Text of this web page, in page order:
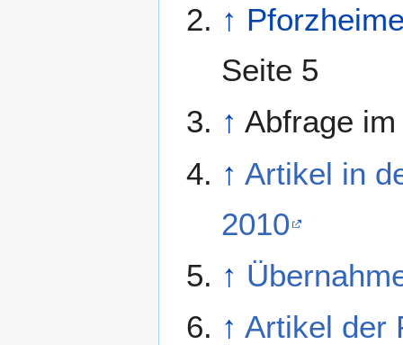
↑
Seite 5
↑ Abfrage
↑ Artikel in
2010
↑
↑ Artikel der